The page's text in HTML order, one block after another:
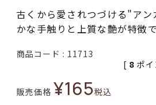
古くから愛されつづける"ア
かな手触りと上質な艶が特徴で
商品コード 11713
販売価格 ¥165税込
[ 8 ポ